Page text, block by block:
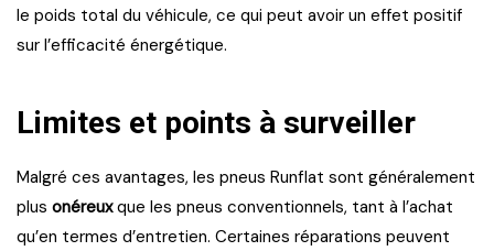
le poids total du véhicule, ce qui peut avoir un effet positif
sur l’efficacité énergétique.
Limites et points à surveiller
Malgré ces avantages, les pneus Runflat sont généralement
plus onéreuxque les pneus conventionnels, tant à l’achat
qu’en termes d’entretien. Certaines réparations peuvent